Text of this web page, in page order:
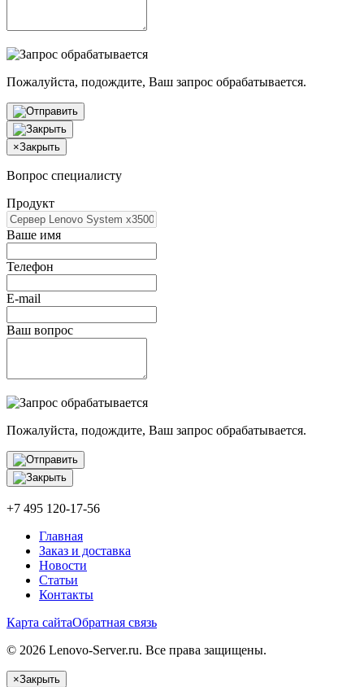
Пожалуйста, подождите, Ваш запрос обрабатывается.
×Закрыть
Вопрос специалисту
Продукт
Ваше имя
Телефон
E-mail
Ваш вопрос
Пожалуйста, подождите, Ваш запрос обрабатывается.
+7 495 120-17-56
Главная
Заказ и доставка
Новости
Статьи
Контакты
Карта сайтаОбратная связь
© 2026 Lenovo-Server.ru. Все права защищены.
×Закрыть